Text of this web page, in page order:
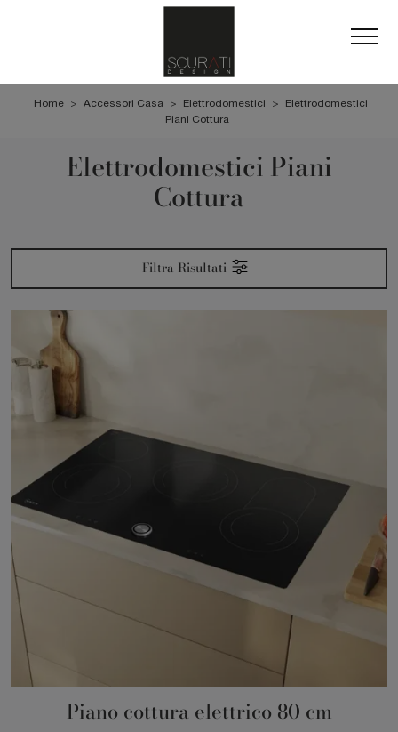
Home > Accessori Casa > Elettrodomestici >
Elettrodomestici
Piani Cottura
Elettrodomestici Piani
Cottura
Filtra Risultati
Piano cottura elettrico 80 cm